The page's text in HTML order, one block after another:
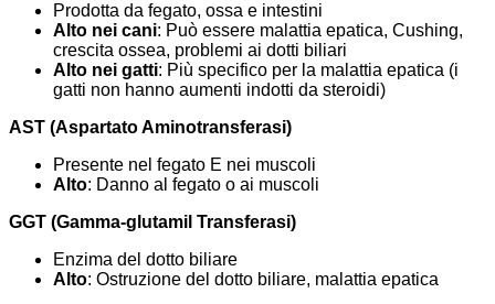
Prodotta da fegato, ossa e intestini
Alto nei cani: Può essere malattia epatica, Cushing,
crescita ossea, problemi ai dotti biliari
Alto nei gatti: Più specifico per la malattia epatica (i
gatti non hanno aumenti indotti da steroidi)
AST (Aspartato Aminotransferasi)
Presente nel fegato E nei muscoli
Alto: Danno al fegato o ai muscoli
GGT (Gamma-glutamil Transferasi)
Enzima del dotto biliare
Alto: Ostruzione del dotto biliare, malattia epatica